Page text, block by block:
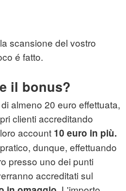
scansione del vostro
é fatto.
il bonus?
almeno 20 euro effettuata,
clienti accreditando
account 10 euro in più.
dunque, effettuando
presso uno dei punti
accreditati sul